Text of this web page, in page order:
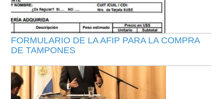
FORMULARIO DE LA AFIP PARA LA COMPRA
DE TAMPONES